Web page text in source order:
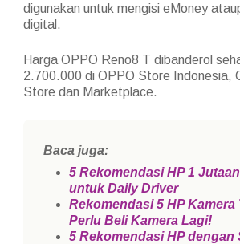
digunakan untuk mengisi eMoney
digital.
Harga OPPO Reno8 T dibanderol
2.700.000 di OPPO Store Indonesia,
Store dan Marketplace.
Baca juga:
5 Rekomendasi HP 1
untuk Daily Driver
Rekomendasi 5 HP Kamera
Perlu Beli Kamera Lagi!
5 Rekomendasi HP dengan